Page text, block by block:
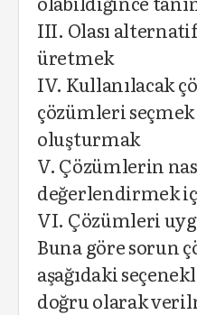
III. Olası
üretmek
IV. Kullanılacak
çözümleri
oluşturmak
V. Çözümlerin
değerlendirmek
VI. Çözümleri
Buna göre sorun
aşağıdaki
doğru olarak